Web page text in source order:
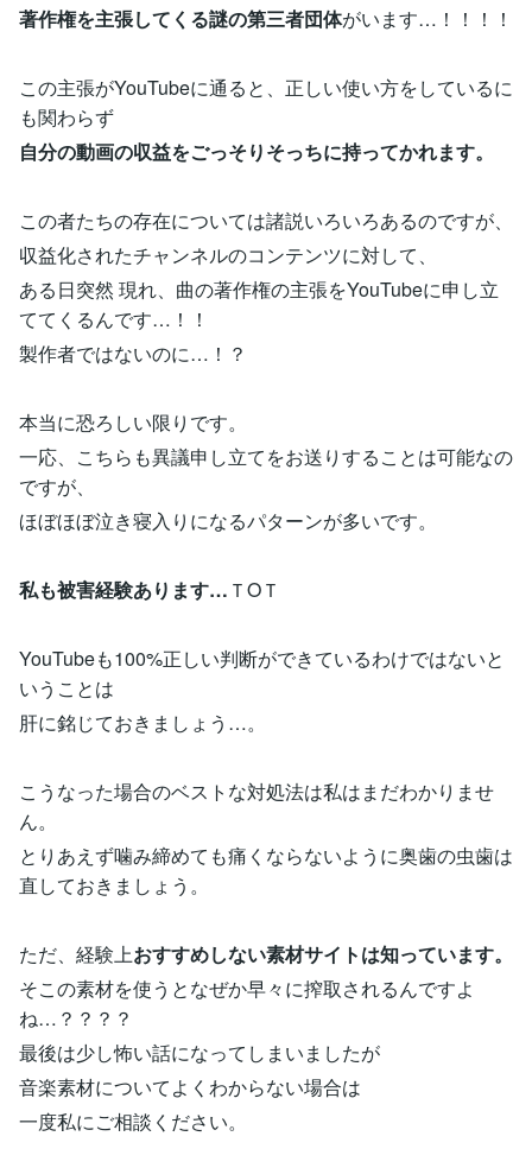
著作権を主張してくる謎の第三者団体がいます…！！！！
この主張がYouTubeに通ると、正しい使い方をしているに
も関わらず
自分の動画の収益をごっそりそっちに持ってかれます。
この者たちの存在については諸説いろいろあるのですが、
収益化されたチャンネルのコンテンツに対して、
ある日突然 現れ、曲の著作権の主張をYouTubeに申し立
ててくるんです…！！
製作者ではないのに…！？
本当に恐ろしい限りです。
一応、こちらも異議申し立てをお送りすることは可能なの
ですが、
ほぼほぼ泣き寝入りになるパターンが多いです。
私も被害経験あります… ＴOＴ
YouTubeも100%正しい判断ができているわけではないと
いうことは
肝に銘じておきましょう…。
こうなった場合のベストな対処法は私はまだわかりませ
ん。
とりあえず噛み締めても痛くならないように奥歯の虫歯は
直しておきましょう。
ただ、経験上おすすめしない素材サイトは知っています。
そこの素材を使うとなぜか早々に搾取されるんですよ
ね…？？？？
最後は少し怖い話になってしまいましたが
音楽素材についてよくわからない場合は
一度私にご相談ください。